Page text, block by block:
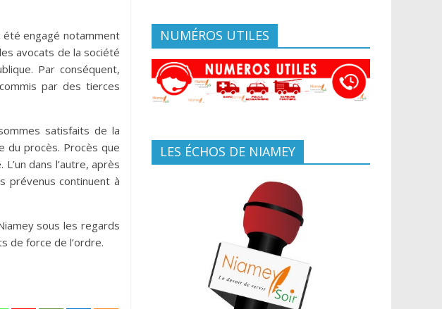
été engagé notamment
avocats de la société
Par conséquent,
par des tierces
satisfaits de la
du procès. Procès que
L’un dans l’autre, après
prévenus continuent à
sous les regards
de force de l’ordre.
NUMÉROS UTILES
LES ÉCHOS DE NIAMEY